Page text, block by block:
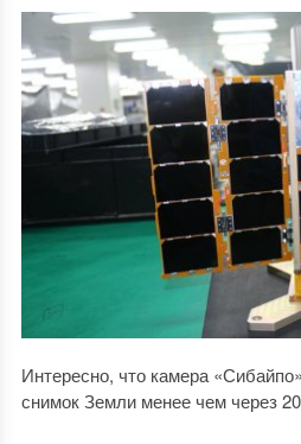
Интересно, что камера
снимок Земли менее чем через